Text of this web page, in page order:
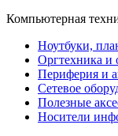
Компьютерная
Ноутбуки,
Оргтехника и
Периферия и
Cетевое
Полезные
Носители